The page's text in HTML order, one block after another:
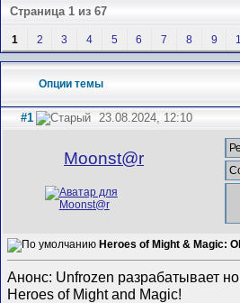
Страница 1 из 67
1 2 3 4 5 6 7 8 9
Опции темы
#1 23.08.2024, 12:10
Mооnst@r
Heroes of Might & Magic:
Анонс: Unfrozen разрабатывает
Heroes of Might and Magic!